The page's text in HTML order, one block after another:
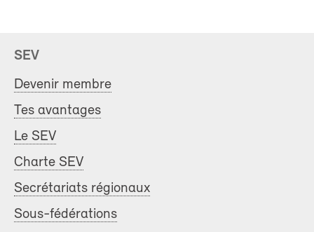
SEV
Devenir membre
Tes avantages
Le SEV
Charte SEV
Secrétariats régionaux
Sous-fédérations